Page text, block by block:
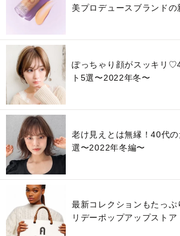
美プロデュースブランドの
ぽっちゃり顔がスッキリ
ト5選〜2022年冬〜
老け見えとは無縁！40代
選〜2022年冬編〜
最新コレクションもたっ
リデーポップアップストア